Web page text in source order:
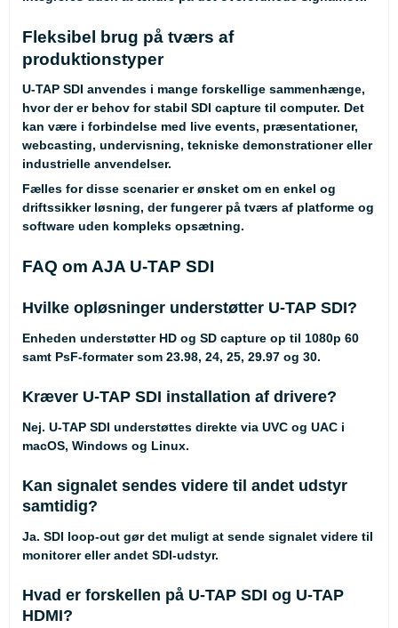
Fleksibel brug på tværs af
produktionstyper
U-TAP SDI anvendes i mange forskellige sammenhænge,
hvor der er behov for stabil SDI capture til computer. Det
kan være i forbindelse med live events, præsentationer,
webcasting, undervisning, tekniske demonstrationer eller
industrielle anvendelser.
Fælles for disse scenarier er ønsket om en enkel og
driftssikker løsning, der fungerer på tværs af platforme og
software uden kompleks opsætning.
FAQ om AJA U-TAP SDI
Hvilke opløsninger understøtter U-TAP SDI?
Enheden understøtter HD og SD capture op til 1080p 60
samt PsF-formater som 23.98, 24, 25, 29.97 og 30.
Kræver U-TAP SDI installation af drivere?
Nej. U-TAP SDI understøttes direkte via UVC og UAC i
macOS, Windows og Linux.
Kan signalet sendes videre til andet udstyr
samtidig?
Ja. SDI loop-out gør det muligt at sende signalet videre til
monitorer eller andet SDI-udstyr.
Hvad er forskellen på U-TAP SDI og U-TAP
HDMI?